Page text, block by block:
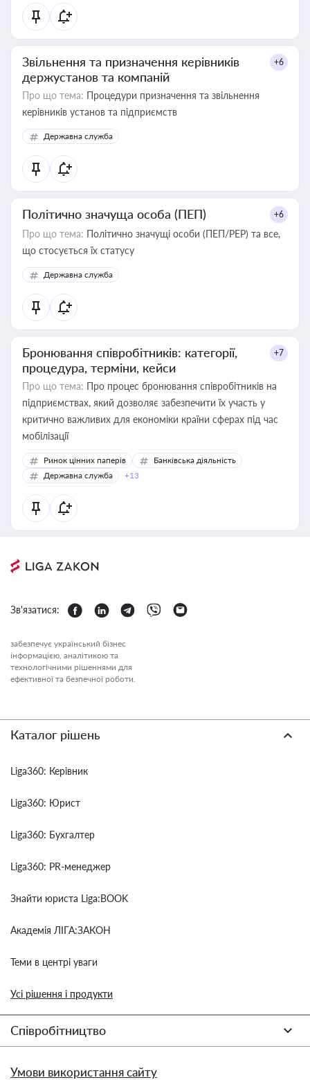
Звільнення та призначення керівників
держустанов та компаній
+6
Про що тема: Процедури призначення та звільнення
керівників установ та підприємств
Державна служба
Політично значуща особа (ПЕП) +6
Про що тема: Політично значущі особи (ПЕП/PEP) та все,
що стосується їх статусу
Державна служба
Бронювання співробітників: категорії,
процедура, терміни, кейси
+7
Про що тема: Про процес бронювання співробітників на
підприємствах, який дозволяє забезпечити їх участь у
критично важливих для економіки країни сферах під час
мобілізації
Ринок цінних паперів
Банківська діяльність
Державна служба
+13
Зв'язатися:
забезпечує український бізнес
інформацією, аналітикою та
технологічними рішеннями для
ефективної та безпечної роботи.
Каталог рішень
Liga360: Керівник
Liga360: Юрист
Liga360: Бухгалтер
Liga360: PR-менеджер
Знайти юриста Liga:BOOK
Академія ЛІГА:ЗАКОН
Теми в центрі уваги
Усі рішення і продукти
Співробітництво
Умови використання сайту